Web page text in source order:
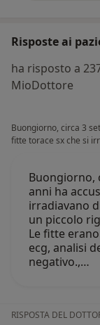
Risposte ai
ha risposto a
MioDottore
Buongiorno, circa 3
fitte torace sx che si
Buongiorno,
anni ha
irradiavano
un piccolo
Le fitte
ecg, analisi
negativo.,…
RISPOSTA DEL